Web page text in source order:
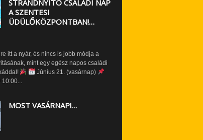
STRANDNYITÓ CSALÁDI NAP
A SZENTESI
ÜDÜLŐKÖZPONTBAN!…
itt a nyár, és nincs is jobb módja a
mint egy egész napos családi
Június 21. (vasárnap)
10:00...
MOST VASÁRNAP!…